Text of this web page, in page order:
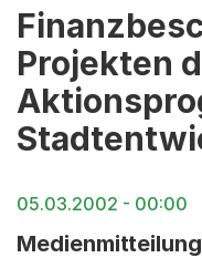
Projekten
05.03.2002 - 00:00
Medienmitteilung